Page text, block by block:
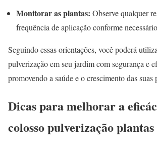
Monitorar as plantas: Observe qualquer
frequência de aplicação conforme
Seguindo essas orientações, você poderá
pulverização em seu jardim com segurança e
promovendo a saúde e o crescimento das suas
Dicas para melhorar a
colosso pulverização plantas